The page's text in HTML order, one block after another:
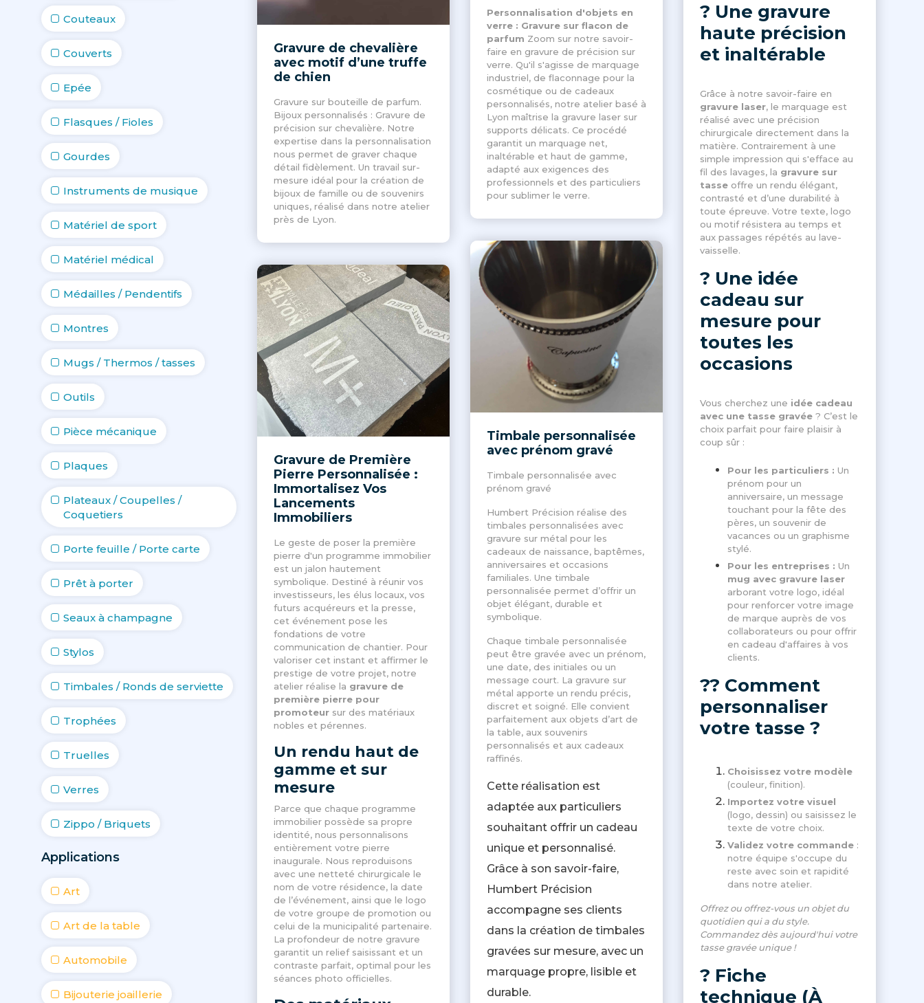
Couteaux
Couverts
Epée
Flasques / Fioles
Gourdes
Instruments de musique
Matériel de sport
Matériel médical
Médailles / Pendentifs
Montres
Mugs / Thermos / tasses
Outils
Pièce mécanique
Plaques
Plateaux / Coupelles /
Coquetiers
Porte feuille / Porte carte
Prêt à porter
Seaux à champagne
Stylos
Timbales / Ronds de serviette
Trophées
Truelles
Verres
Zippo / Briquets
Applications
Art
Art de la table
Automobile
Bijouterie joaillerie
Gravure de chevalière
avec motif d’une truffe
de chien
Gravure sur bouteille de parfum.
Bijoux personnalisés : Gravure de
précision sur chevalière. Notre
expertise dans la personnalisation
nous permet de graver chaque
détail fidèlement. Un travail sur-
mesure idéal pour la création de
bijoux de famille ou de souvenirs
uniques, réalisé dans notre atelier
près de Lyon.
Personnalisation d'objets en
verre : Gravure sur flacon de
parfum Zoom sur notre savoir-
faire en gravure de précision sur
verre. Qu'il s'agisse de marquage
industriel, de flaconnage pour la
cosmétique ou de cadeaux
personnalisés, notre atelier basé à
Lyon maîtrise la gravure laser sur
supports délicats. Ce procédé
garantit un marquage net,
inaltérable et haut de gamme,
adapté aux exigences des
professionnels et des particuliers
pour sublimer le verre.
? Une gravure
haute précision
et inaltérable
Grâce à notre savoir-faire en
gravure laser, le marquage est
réalisé avec une précision
chirurgicale directement dans la
matière. Contrairement à une
simple impression qui s'efface au
fil des lavages, la gravure sur
tasseoffre un rendu élégant,
contrasté et d’une durabilité à
toute épreuve. Votre texte, logo
ou motif résistera au temps et
aux passages répétés au lave-
vaisselle.
? Une idée
cadeau sur
mesure pour
toutes les
occasions
Vous cherchez une idée cadeau
avec une tasse gravée? C’est le
choix parfait pour faire plaisir à
coup sûr :
Pour les particuliers : Un
prénom pour un
anniversaire, un message
touchant pour la fête des
pères, un souvenir de
vacances ou un graphisme
stylé.
Pour les entreprises : Un
mug avec gravure laser
arborant votre logo, idéal
pour renforcer votre image
de marque auprès de vos
collaborateurs ou pour offrir
en cadeau d'affaires à vos
clients.
?? Comment
personnaliser
votre tasse ?
Choisissez votre modèle
(couleur, finition).
Importez votre visuel
(logo, dessin) ou saisissez le
texte de votre choix.
Validez votre commande:
notre équipe s'occupe du
reste avec soin et rapidité
dans notre atelier.
Offrez ou offrez-vous un objet du
quotidien qui a du style.
Commandez dès aujourd'hui votre
tasse gravée unique !
? Fiche
technique (À
Gravure de Première
Pierre Personnalisée :
Immortalisez Vos
Lancements
Immobiliers
Le geste de poser la première
pierre d'un programme immobilier
est un jalon hautement
symbolique. Destiné à réunir vos
investisseurs, les élus locaux, vos
futurs acquéreurs et la presse,
cet événement pose les
fondations de votre
communication de chantier. Pour
valoriser cet instant et affirmer le
prestige de votre projet, notre
atelier réalise la gravure de
première pierre pour
promoteursur des matériaux
nobles et pérennes.
Un rendu haut de
gamme et sur
mesure
Parce que chaque programme
immobilier possède sa propre
identité, nous personnalisons
entièrement votre pierre
inaugurale. Nous reproduisons
avec une netteté chirurgicale le
nom de votre résidence, la date
de l’événement, ainsi que le logo
de votre groupe de promotion ou
celui de la municipalité partenaire.
La profondeur de notre gravure
garantit un relief saisissant et un
contraste parfait, optimal pour les
séances photo officielles.
Timbale personnalisée
avec prénom gravé
Timbale personnalisée avec
prénom gravé
Humbert Précision réalise des
timbales personnalisées avec
gravure sur métal pour les
cadeaux de naissance, baptêmes,
anniversaires et occasions
familiales. Une timbale
personnalisée permet d’offrir un
objet élégant, durable et
symbolique.
Chaque timbale personnalisée
peut être gravée avec un prénom,
une date, des initiales ou un
message court. La gravure sur
métal apporte un rendu précis,
discret et soigné. Elle convient
parfaitement aux objets d’art de
la table, aux souvenirs
personnalisés et aux cadeaux
raffinés.
Cette réalisation est
adaptée aux particuliers
souhaitant offrir un cadeau
unique et personnalisé.
Grâce à son savoir-faire,
Humbert Précision
accompagne ses clients
dans la création de timbales
gravées sur mesure, avec un
marquage propre, lisible et
durable.